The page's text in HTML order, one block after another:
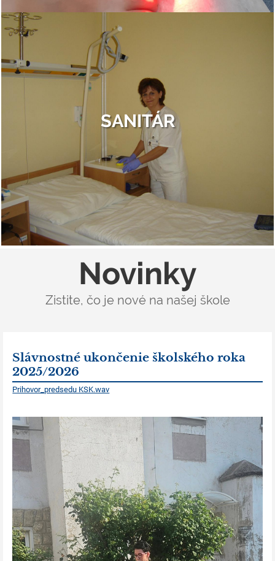
SANITÁR
Novinky
Zistite, čo je nové na našej škole
Slávnostné ukončenie školského roka
2025/2026
Prihovor_predsedu KSK.wav